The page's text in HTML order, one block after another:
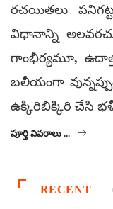
రచయితలు
విధానాన్ని
గాంభీర్యమూ,
బలీయంగా
ఉక్కిరిబిక్కిరి చేసి
పూర్తి వివరాలు ...
RECENT